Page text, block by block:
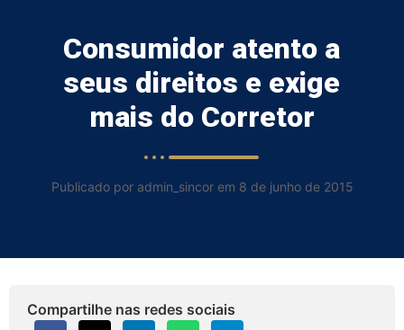
Consumidor atento a
seus direitos e exige
mais do Corretor
Publicado por admin_sincor em 8 de junho de 2015
Compartilhe nas redes sociais